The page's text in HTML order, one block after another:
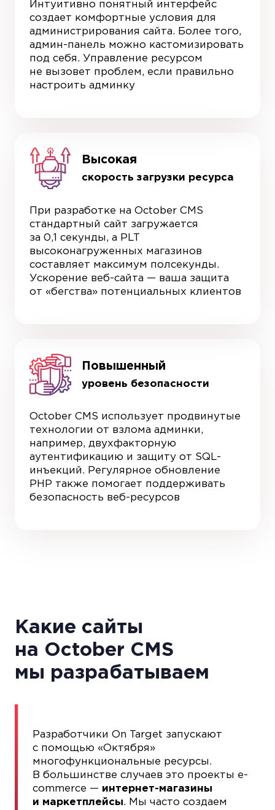
Интуитивно понятный интерфейс
создает комфортные условия для
администрирования сайта. Более того,
админ-панель можно кастомизировать
под себя. Управление ресурсом
не вызовет проблем, если правильно
настроить админку
Высокая
скорость загрузки ресурса
При разработке на October CMS
стандартный сайт загружается
за 0,1 секунды, а PLT
высоконагруженных магазинов
составляет максимум полсекунды.
Ускорение веб-сайта — ваша защита
от «бегства» потенциальных клиентов
Повышенный
уровень безопасности
October CMS использует продвинутые
технологии от взлома админки,
например, двухфакторную
аутентификацию и защиту от SQL-
инъекций. Регулярное обновление
PHP также помогает поддерживать
безопасность веб-ресурсов
Какие сайты
на October CMS
мы разрабатываем
Разработчики On Target запускают
с помощью «Октября»
многофункциональные ресурсы.
В большинстве случаев это проекты e-
commerce — интернет-магазины
и маркетплейсы. Мы часто создаем